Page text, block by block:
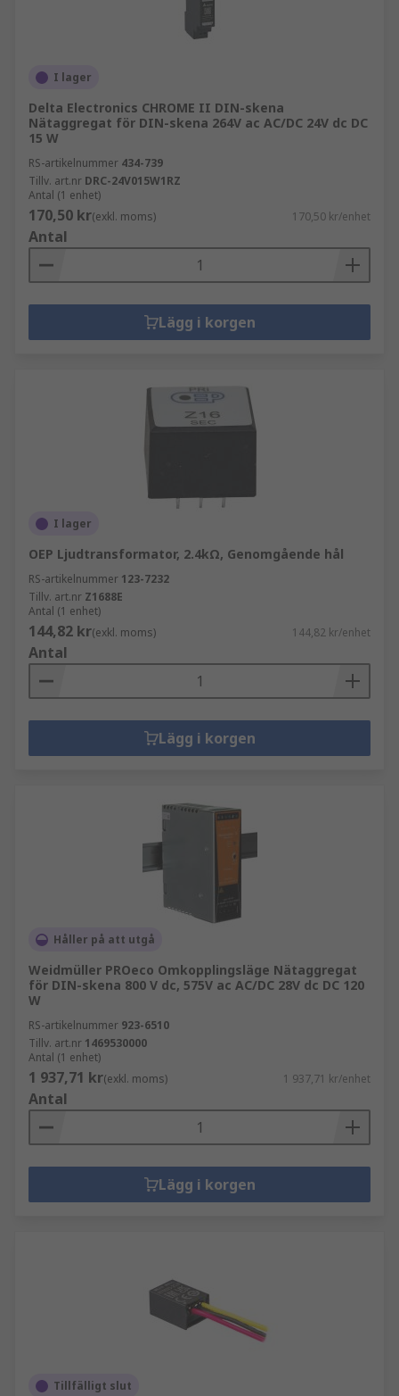
I lager
Delta Electronics CHROME II DIN-skena
Nätaggregat för DIN-skena 264V ac AC/DC 24V dc DC
15 W
RS-artikelnummer 434-739
Tillv. art.nr DRC-24V015W1RZ
Antal (1 enhet)
170,50 kr(exkl. moms) 170,50 kr/enhet
Antal
Lägg i korgen
I lager
OEP Ljudtransformator, 2.4kΩ, Genomgående hål
RS-artikelnummer 123-7232
Tillv. art.nr Z1688E
Antal (1 enhet)
144,82 kr(exkl. moms) 144,82 kr/enhet
Antal
Lägg i korgen
Håller på att utgå
Weidmüller PROeco Omkopplingsläge Nätaggregat
för DIN-skena 800 V dc, 575V ac AC/DC 28V dc DC 120
W
RS-artikelnummer 923-6510
Tillv. art.nr 1469530000
Antal (1 enhet)
1 937,71 kr(exkl. moms) 1 937,71 kr/enhet
Antal
Lägg i korgen
Tillfälligt slut